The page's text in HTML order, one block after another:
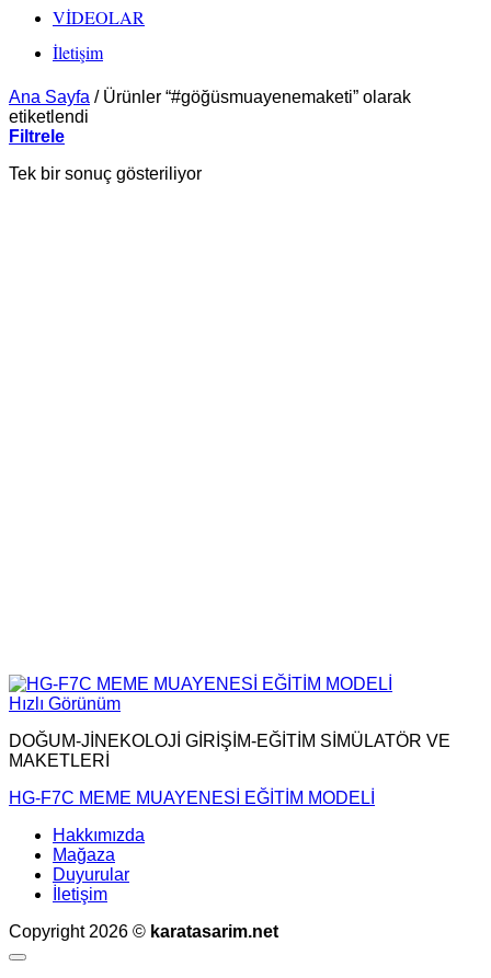
VİDEOLAR
İletişim
Ana Sayfa /Ürünler “#göğüsmuayenemaketi” olarak
etiketlendi
Filtrele
Tek bir sonuç gösteriliyor
Hızlı Görünüm
DOĞUM-JİNEKOLOJİ GİRİŞİM-EĞİTİM SİMÜLATÖR VE
MAKETLERİ
HG-F7C MEME MUAYENESİ EĞİTİM MODELİ
Hakkımızda
Mağaza
Duyurular
İletişim
Copyright 2026 © karatasarim.net